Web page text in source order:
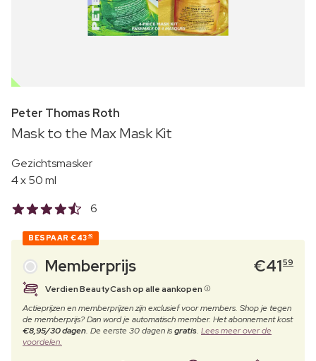
OUTLET
Peter Thomas Roth
Mask to the Max Mask Kit
Gezichtsmasker
4 x 50 ml
6
BESPAAR €43 40
Memberprijs €4159
Verdien BeautyCash op alle aankopen
Actieprijzen en memberprijzen zijn exclusief voor members. Shop je tegen
de memberprijs? Dan word je automatisch member. Het abonnement kost
€8,95/30 dagen. De eerste 30 dagen isgratis. Lees meer over de
voordelen.